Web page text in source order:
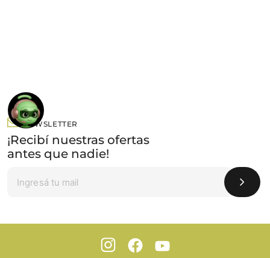
NEWSLETTER
¡Recibí nuestras ofertas
antes que nadie!